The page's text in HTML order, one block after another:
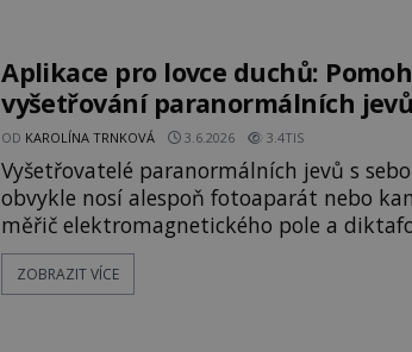
nedobrovolnou několikahodinovou tú
Aplikace pro lovce duchů:
vyšetřování paranormálních
OD KAROLÍNA TRNKOVÁ 3.6.2026 3.4TIS
Vyšetřovatelé paranormálních jevů s
obvykle nosí alespoň fotoaparát nebo
měřič elektromagnetického pole a
nahrávání EVP, tedy fenomén
hlasu, o němž mnozí lovci duchů věří, že
ZOBRAZIT VÍCE